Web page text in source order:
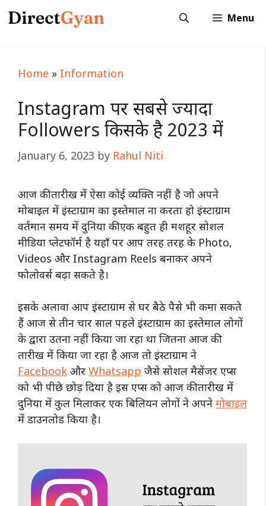
to
Menu
Home » Information
Instagram पर सबसे ज्यादा
Followers किसके है 2023 में
January 6, 2023 by Rahul Niti
आज की तारीख में ऐसा कोई व्यक्ति नहीं है जो अपने
मोबाइल में इंस्टाग्राम का इस्तेमाल ना करता हो इंस्टाग्राम
वर्तमान समय में दुनिया की एक बहुत ही मशहूर सोशल
मीडिया प्लेटफॉर्म है यहाँ पर आप तरह तरह के Photo,
Videos और Instagram Reels बनाकर अपने
फोलोवर्स बढ़ा सकते है।
इसके अलावा आप इंस्टाग्राम से घर बैठे पैसे भी कमा सकते
हैं आज से तीन चार साल पहले इंस्टाग्राम का इस्तेमाल लोगों
के द्वारा उतना नहीं किया जा रहा था जितना आज की
तारीख में किया जा रहा है आज तो इंस्टाग्राम ने
Facebook और Whatsapp जैसे सोशल मैसेंजर एप्स
को भी पीछे छोड़ दिया है इस एप्स को आज की तारीख में
दुनिया में कुल मिलाकर एक बिलियन लोगों ने अपने मोबाइल
में डाउनलोड किया है।